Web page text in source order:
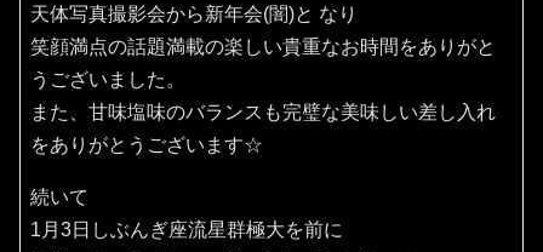
天体写真撮影会から新年会(闇)と なり
笑顔満点の話題満載の楽しい貴重なお時間をありがと
うございました。
また、甘味塩味のバランスも完璧な美味しい差し入れ
をありがとうございます☆
続いて
1月3日しぶんぎ座流星群極大を前に